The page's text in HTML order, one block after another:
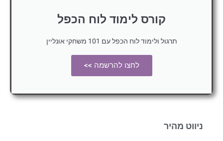
קורס לימוד לוח הכפל
תרגול ולימוד לוח הכפל עם 101 משחקי אונליין
לחצו להרשמה >>
ניווט מהיר